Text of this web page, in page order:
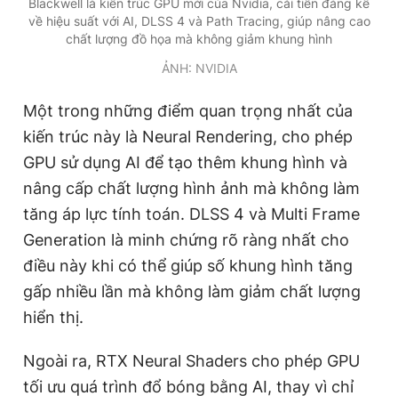
Giấy phép xuất bản số 110/GP - BTTTT cấp ngày 24.3.2020
© 2003-2026 Bản quyền thuộc về Báo Thanh Niên. Cấm sao
chép dưới mọi hình thức nếu không có sự chấp thuận bằng văn
bản. Phát triển bởi ePi Technologies, JSC.
Blackwell là kiến trúc GPU mới của Nvidia, cải tiến đáng kể
về hiệu suất với AI, DLSS 4 và Path Tracing, giúp nâng cao
chất lượng đồ họa mà không giảm khung hình
ẢNH: NVIDIA
Một trong những điểm quan trọng nhất của
kiến trúc này là Neural Rendering, cho phép
GPU sử dụng AI để tạo thêm khung hình và
nâng cấp chất lượng hình ảnh mà không làm
tăng áp lực tính toán. DLSS 4 và Multi Frame
Generation là minh chứng rõ ràng nhất cho
điều này khi có thể giúp số khung hình tăng
gấp nhiều lần mà không làm giảm chất lượng
hiển thị.
Ngoài ra, RTX Neural Shaders cho phép GPU
tối ưu quá trình đổ bóng bằng AI, thay vì chỉ